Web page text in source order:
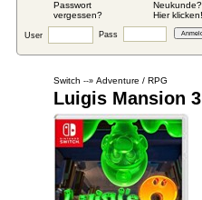
Passwort
vergessen?
Neukunde?
Hier klicken!
User Pass
Switch --» Adventure / RPG
Luigis Mansion 3